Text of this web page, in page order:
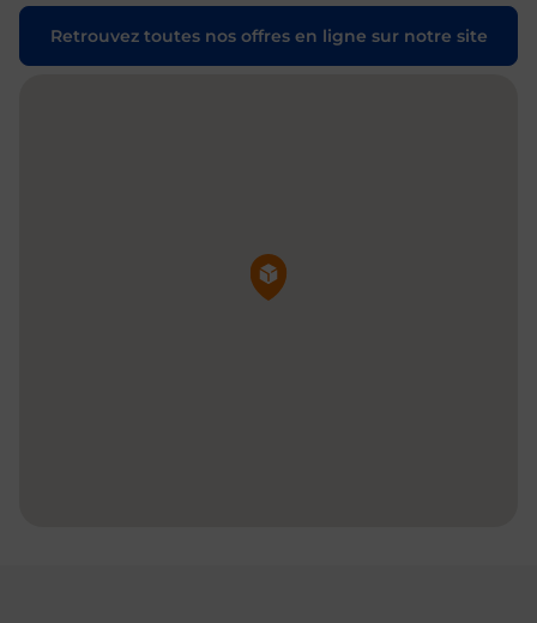
Retrouvez toutes nos offres en ligne sur notre site
Pin de la carte